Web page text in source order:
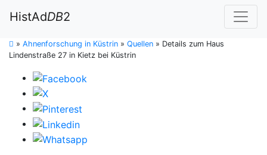
HistAdDB2
» Ahnenforschung in Küstrin » Quellen » Details zum Haus
Lindenstraße 27 in Kietz bei Küstrin